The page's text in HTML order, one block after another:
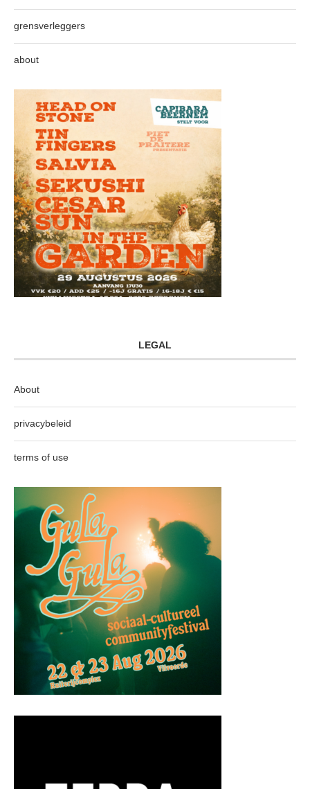
grensverleggers
about
LEGAL
About
privacybeleid
terms of use